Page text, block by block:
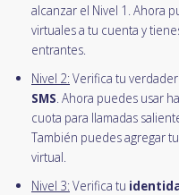
alcanzar el Nivel 1. Ahora
virtuales a tu cuenta y
entrantes.
Nivel 2: Verifica tu
SMS. Ahora puedes usar
cuota para llamadas
También puedes agregar
virtual.
Nivel 3: Verifica tu